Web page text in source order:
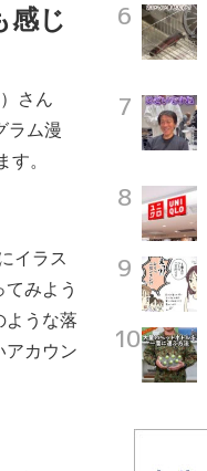
感じ
さん
ラム漫
す。
イラス
みよう
ような落
アカウン